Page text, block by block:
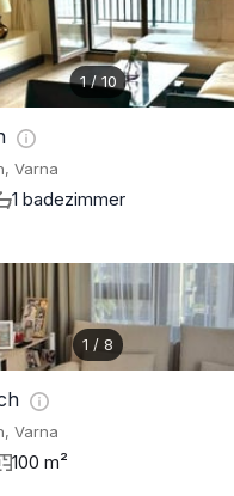
1/10
Varna
1 badezimmer
1 / 8
Varna
100 m²